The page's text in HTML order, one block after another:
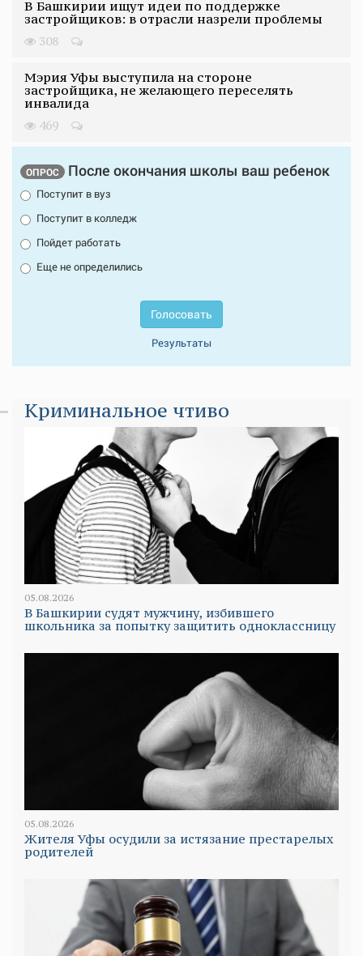
В Башкирии ищут идеи по поддержке
застройщиков: в отрасли назрели проблемы
308
Мэрия Уфы выступила на стороне
застройщика, не желающего переселять
инвалида
469
ОПРОС После окончания школы ваш ребенок
Поступит в вуз
Поступит в колледж
Пойдет работать
Еще не определились
Голосовать
Результаты
Криминальное чтиво
05.08.2026
В Башкирии судят мужчину, избившего
школьника за попытку защитить одноклассницу
05.08.2026
Жителя Уфы осудили за истязание престарелых
родителей